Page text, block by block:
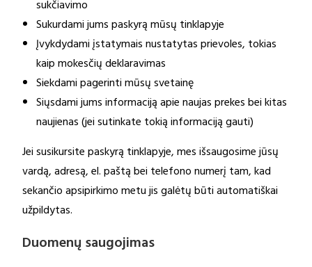
sukčiavimo
Sukurdami jums paskyrą mūsų tinklapyje
Įvykdydami įstatymais nustatytas prievoles, tokias
kaip mokesčių deklaravimas
Siekdami pagerinti mūsų svetainę
Siųsdami jums informaciją apie naujas prekes bei kitas
naujienas (jei sutinkate tokią informaciją gauti)
Jei susikursite paskyrą tinklapyje, mes išsaugosime jūsų
vardą, adresą, el. paštą bei telefono numerį tam, kad
sekančio apsipirkimo metu jis galėtų būti automatiškai
užpildytas.
Duomenų saugojimas